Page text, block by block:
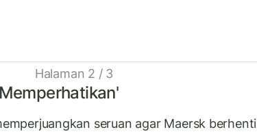
Halaman 2 / 3
seruan agar Maersk berhenti